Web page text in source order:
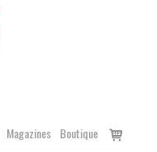
Magazines Boutique
Voir